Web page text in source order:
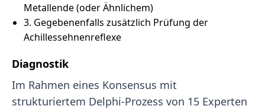
Metallende (oder Ähnlichem)
3. Gegebenenfalls zusätzlich Prüfung der
Achillessehnenreflexe
Diagnostik
Im Rahmen eines Konsensus mit
strukturiertem Delphi-Prozess von 15 Experten